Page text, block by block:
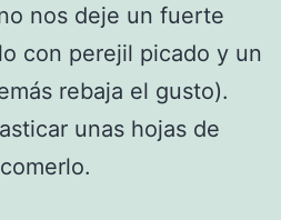
nos deje un fuerte
con perejil picado y un
rebaja el gusto).
unas hojas de